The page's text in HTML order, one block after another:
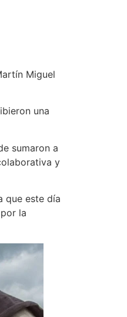
Miguel
una
sumaron a
y
que este día
la